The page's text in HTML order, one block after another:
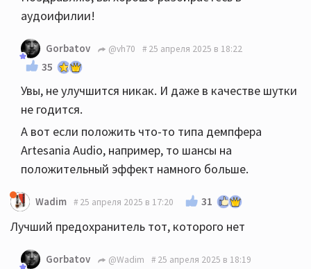
аудоифилии!
Gorbatov @vh70 25 апреля 2025 в 18:22
35
Увы, не улучшится никак. И даже в качестве шутки
не годится.
А вот если положить что-то типа демпфера
Artesania Audio, например, то шансы на
положительный эффект намного больше.
Wadim 25 апреля 2025 в 17:20 31
Лучший предохранитель тот, которого нет
Gorbatov @Wadim 25 апреля 2025 в 18:19